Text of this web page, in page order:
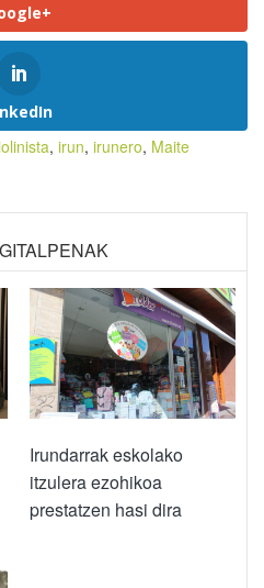
, irun, irunero, Maite
Irundarrak eskolako
itzulera ezohikoa
prestatzen hasi dira